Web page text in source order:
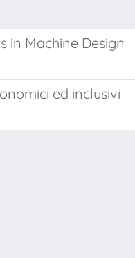
in Machine Design
ed inclusivi